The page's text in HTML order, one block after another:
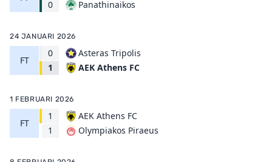
0 Panathinaikos
24 JANUARI 2026
FT
0
1
Asteras Tripolis
AEK Athens FC
1 FEBRUARI 2026
FT
1
1
AEK Athens FC
Olympiakos Piraeus